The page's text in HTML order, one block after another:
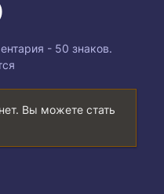
- 50 знаков.
Вы можете стать